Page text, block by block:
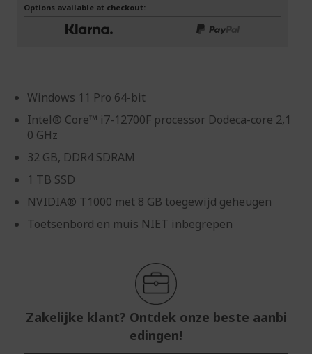
Windows 11 Pro 64-bit
Intel® Core™ i7-12700F processor Dodeca-core 2,1
0 GHz
32 GB, DDR4 SDRAM
1 TB SSD
NVIDIA® T1000 met 8 GB toegewijd geheugen
Toetsenbord en muis NIET inbegrepen
Zakelijke klant? Ontdek onze beste aanbi
edingen!
Options available at checkout: